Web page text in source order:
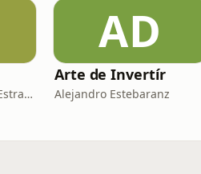
Komité Pensamiento Estratégico
AD
Arte de Invertír
Alejandro Estebaranz